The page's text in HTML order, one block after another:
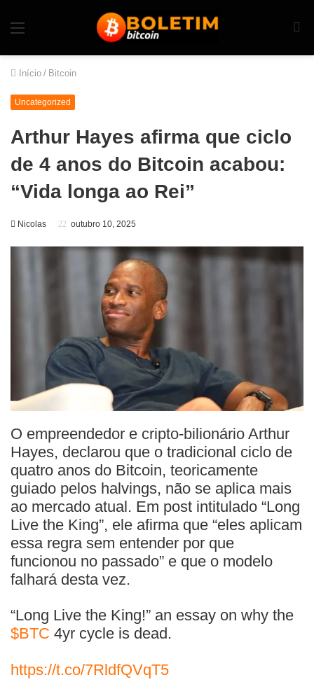
Início / Bitcoin
Uncategorized
Arthur Hayes afirma que ciclo
de 4 anos do Bitcoin acabou:
“Vida longa ao Rei”
Nicolas outubro 10, 2025
O empreendedor e cripto-bilionário Arthur
Hayes, declarou que o tradicional ciclo de
quatro anos do Bitcoin, teoricamente
guiado pelos halvings, não se aplica mais
ao mercado atual. Em post intitulado “Long
Live the King”, ele afirma que “eles aplicam
essa regra sem entender por que
funcionou no passado” e que o modelo
falhará desta vez.
“Long Live the King!” an essay on why the
$BTC 4yr cycle is dead.
https://t.co/7RldfQVqT5